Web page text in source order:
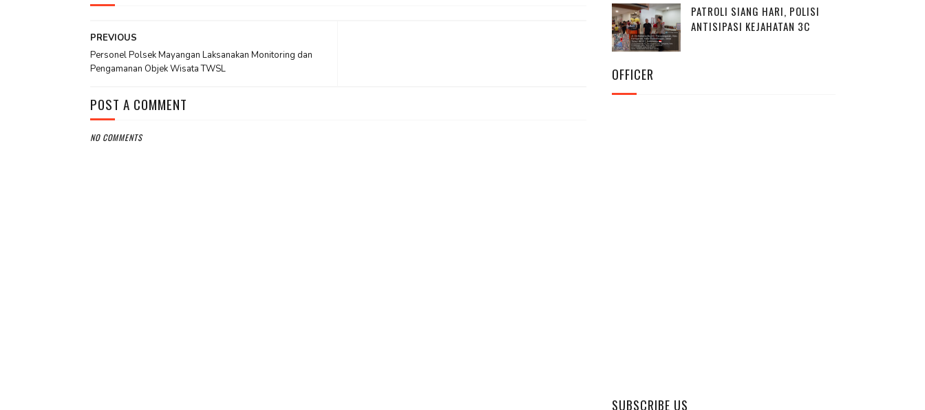
PREVIOUS
Personel Polsek Mayangan Laksanakan Monitoring dan
Pengamanan Objek Wisata TWSL
POST A COMMENT
NO COMMENTS
PATROLI SIANG HARI, POLISI
ANTISIPASI KEJAHATAN 3C
OFFICER
SUBSCRIBE US